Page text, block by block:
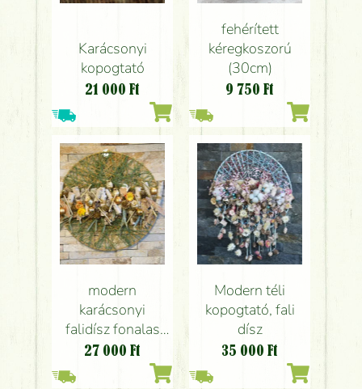
Karácsonyi
kopogtató
21 000 Ft
fehérített
kéregkoszorú
(30cm)
9 750 Ft
modern
karácsonyi
falidísz fonalas
alapon (40cm)
27 000 Ft
Modern téli
kopogtató, fali
dísz
35 000 Ft